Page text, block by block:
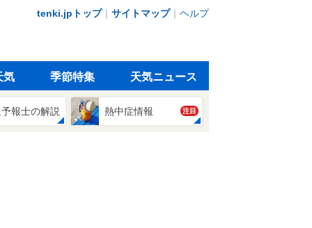
tenki.jpトップ｜ サイトマップ｜ ヘルプ
気 季節特集 天気ニュース
報士の解説 熱中症情報 注目